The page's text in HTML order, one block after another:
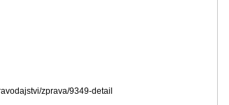
zprava/9349-detail